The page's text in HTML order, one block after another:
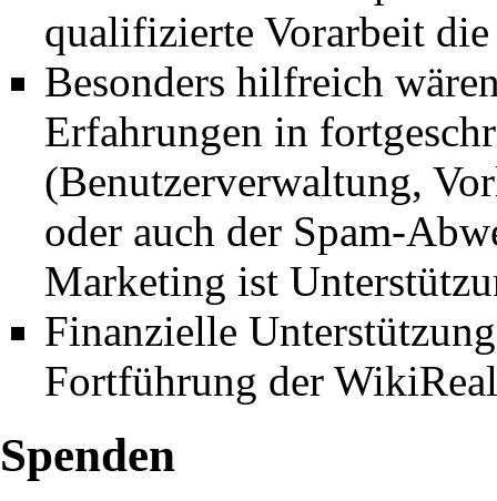
07-09.2015 Stuttgart 21/Leistung
Faktencheck.
02.09.2015 Stuttgart 21/Leistung
02.07.2015 Stuttgart 21: Die
02.07.2015 Stuttgart 21/Leistung
Bürgerbegehren
18.05.2015 Stuttgart 21
qualifizierte Vorarbeit
Besonders hilfreich
Erfahrungen in
(Benutzerverwaltung,
oder auch der Spam-
Marketing ist
Finanzielle Unterstützung
Fortführung der
Spenden